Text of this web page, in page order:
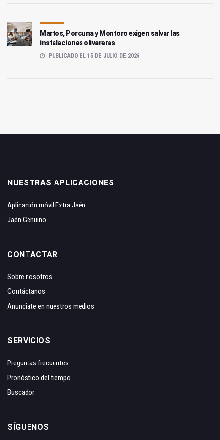
Martos, Porcuna y Montoro exigen salvar las
instalaciones olivareras
PUBLICADO EL 15 DE JULIO DE 2026
NUESTRAS APLICACIONES
Aplicación móvil Extra Jaén
Jaén Genuino
CONTACTAR
Sobre nosotros
Contáctanos
Anunciate en nuestros medios
SERVICIOS
Preguntas frecuentes
Pronóstico del tiempo
Buscador
SÍGUENOS